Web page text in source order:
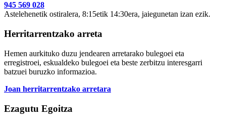
945 569 028
Astelehenetik ostiralera, 8:15etik 14:30era, jaiegunetan izan ezik.
Herritarrentzako arreta
Hemen aurkituko duzu jendearen arretarako bulegoei eta
erregistroei, eskualdeko bulegoei eta beste zerbitzu interesgarri
batzuei buruzko informazioa.
Joan herritarrentzako arretara
Ezagutu Egoitza